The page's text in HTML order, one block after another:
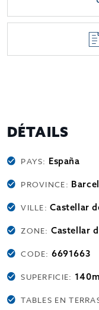
DÉTAILS
PAYS: España
PROVINCE:
VILLE:Castellar
ZONE:Castellar
CODE:6691663
SUPERFICIE:
TABLES EN